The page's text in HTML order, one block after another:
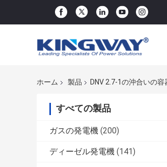
ホーム 製品 DNV 2.7-1の沖合いの容
すべての製品
ガスの発電機 (200)
ディーゼル発電機 (141)